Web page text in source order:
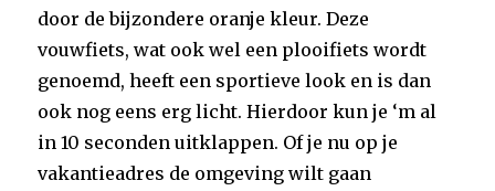
door de bijzondere oranje kleur. Deze
vouwfiets, wat ook wel een plooifiets wordt
genoemd, heeft een sportieve look en is dan
ook nog eens erg licht. Hierdoor kun je ‘m al
in 10 seconden uitklappen. Of je nu op je
vakantieadres de omgeving wilt gaan